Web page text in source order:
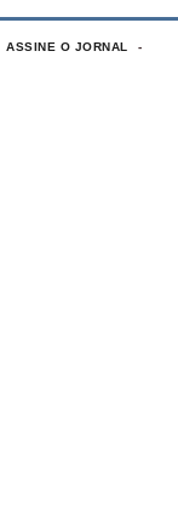
ASSINE O JORNAL